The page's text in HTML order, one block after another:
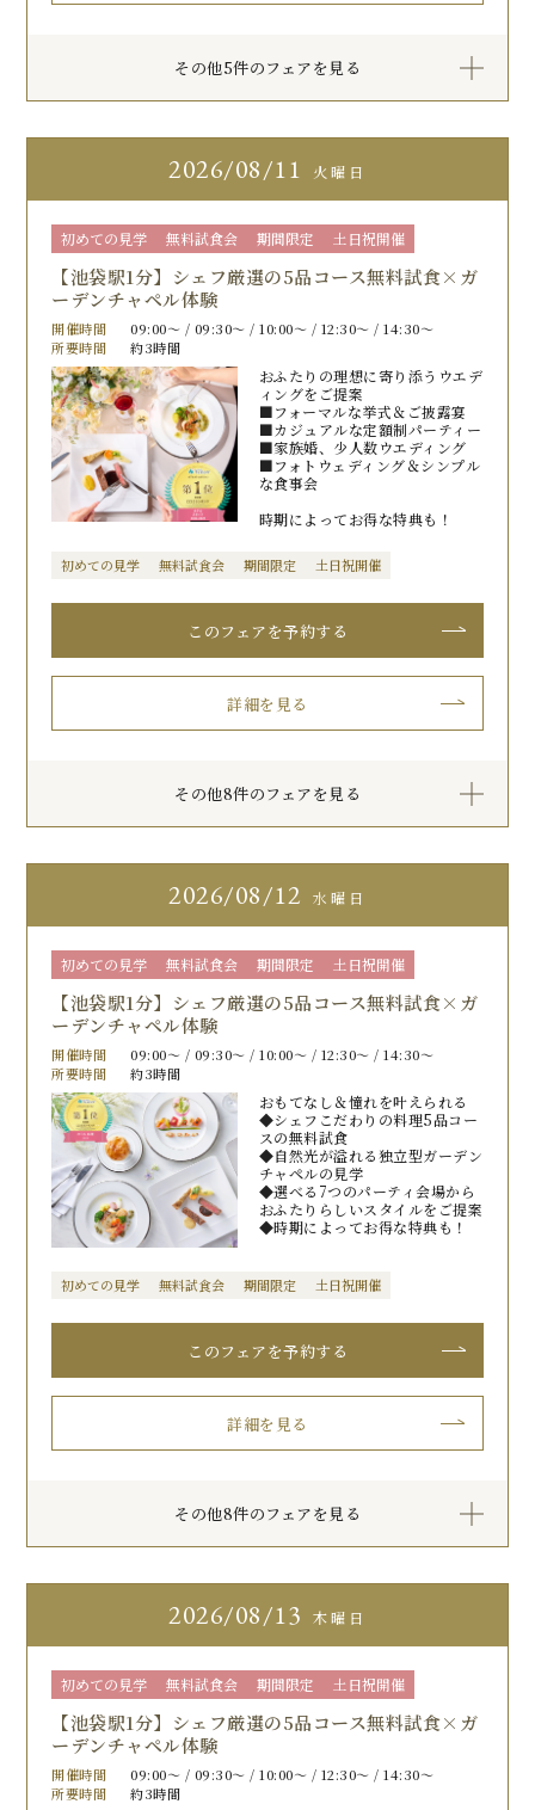
その他5件のフェアを見る
2026 08/11 火曜日
初めての見学 無料試食会 期間限定 土日祝開催
【池袋駅1分】シェフ厳選の5品コース無料試食×ガ
ーデンチャペル体験
おふたりの理想に寄り添うウエデ
ィングをご提案
■フォーマルな挙式＆ご披露宴
■カジュアルな定額制パーティー
■家族婚、少人数ウエディング
■フォトウェディング＆シンプル
な食事会
時期によってお得な特典も！
初めての見学 無料試食会 期間限定 土日祝開催
開催時間
09:00〜 / 09:30〜 / 10:00〜 / 12:30〜 / 14:30〜
所要時間
約3時間
このフェアを予約する
詳細を見る
その他8件のフェアを見る
2026 08/12 水曜日
初めての見学 無料試食会 期間限定 土日祝開催
【池袋駅1分】シェフ厳選の5品コース無料試食×ガ
ーデンチャペル体験
おもてなし＆憧れを叶えられる
◆シェフこだわりの料理5品コー
スの無料試食
◆自然光が溢れる独立型ガーデン
チャペルの見学
◆選べる7つのパーティ会場から
おふたりらしいスタイルをご提案
◆時期によってお得な特典も！
初めての見学 無料試食会 期間限定 土日祝開催
開催時間
09:00〜 / 09:30〜 / 10:00〜 / 12:30〜 / 14:30〜
所要時間
約3時間
このフェアを予約する
詳細を見る
その他8件のフェアを見る
2026 08/13 木曜日
初めての見学 無料試食会 期間限定 土日祝開催
【池袋駅1分】シェフ厳選の5品コース無料試食×ガ
ーデンチャペル体験
開催時間
09:00〜 / 09:30〜 / 10:00〜 / 12:30〜 / 14:30〜
所要時間
約3時間